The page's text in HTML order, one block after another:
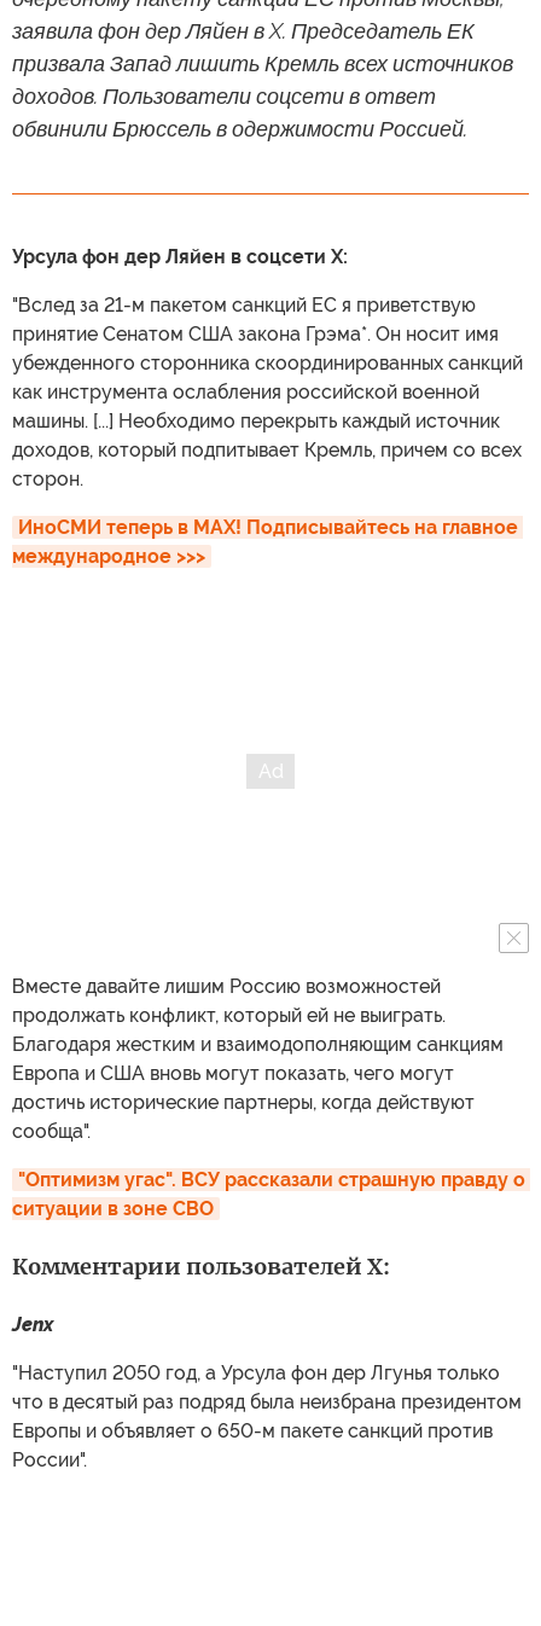
заявила фон дер Ляйен в X. Председатель ЕК
призвала Запад лишить Кремль всех источников
доходов. Пользователи соцсети в ответ
обвинили Брюссель в одержимости Россией.
Урсула фон дер Ляйен в соцсети X:
"Вслед за 21-м пакетом санкций ЕС я приветствую
принятие Сенатом США закона Грэма*. Он носит имя
убежденного сторонника скоординированных санкций
как инструмента ослабления российской военной
машины. [...] Необходимо перекрыть каждый источник
доходов, который подпитывает Кремль, причем со всех
сторон.
ИноСМИ теперь в MAX! Подписывайтесь на главное
международное >>>
Вместе давайте лишим Россию возможностей
продолжать конфликт, который ей не выиграть.
Благодаря жестким и взаимодополняющим санкциям
Европа и США вновь могут показать, чего могут
достичь исторические партнеры, когда действуют
сообща".
"Оптимизм угас". ВСУ рассказали страшную правду о
ситуации в зоне СВО
Комментарии пользователей X:
Jenx
"Наступил 2050 год, а Урсула фон дер Лгунья только
что в десятый раз подряд была неизбрана президентом
Европы и объявляет о 650-м пакете санкций против
России".